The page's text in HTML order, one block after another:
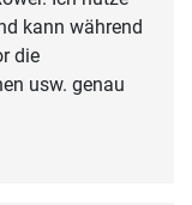
kann während
die
usw. genau